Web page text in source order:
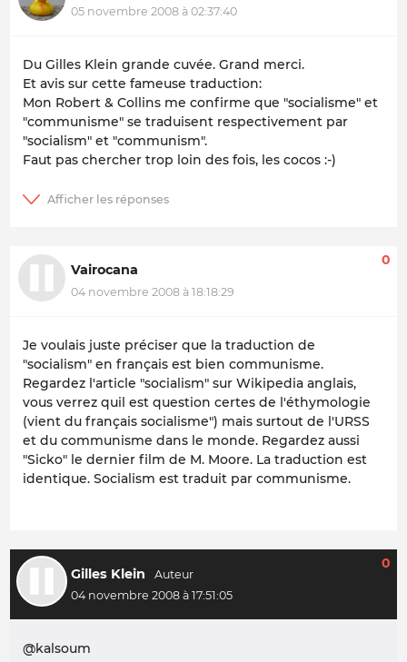
05 novembre 2008 à 02:37:40
Du Gilles Klein grande cuvée. Grand merci.
Et avis sur cette fameuse traduction:
Mon Robert & Collins me confirme que "socialisme" et
"communisme" se traduisent respectivement par
"socialism" et "communism".
Faut pas chercher trop loin des fois, les cocos :-)
Vairocana
04 novembre 2008 à 18:18:29
0
Je voulais juste préciser que la traduction de
"socialism" en français est bien communisme.
Regardez l'article "socialism" sur Wikipedia anglais,
vous verrez quil est question certes de l'éthymologie
(vient du français socialisme") mais surtout de l'URSS
et du communisme dans le monde. Regardez aussi
"Sicko" le dernier film de M. Moore. La traduction est
identique. Socialism est traduit par communisme.
Gilles Klein
04 novembre 2008 à 17:51:05
0
@kalsoum